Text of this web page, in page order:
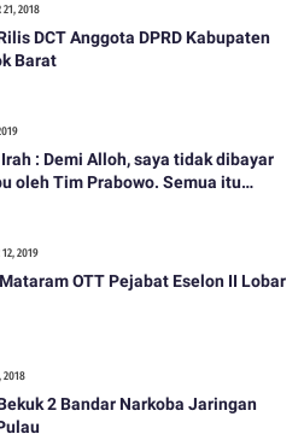
21, 2018
DCT Anggota DPRD Kabupaten
Barat
: Demi Alloh, saya tidak dibayar
oleh Tim Prabowo. Semua itu
12, 2019
OTT Pejabat Eselon II Lobar
2018
2 Bandar Narkoba Jaringan